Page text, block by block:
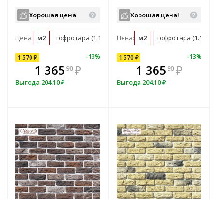
Хорошая цена!
Цена: м2 гофротара (1.16 м2) мастербокс (38 м2)
1 570₽ -13%
1 365 90 ₽
Выгода 204.10₽
В комплекте
всегда выгоднее!
Хорошая цена!
Цена: м2 гофротара (1.16 м2)
7% 1 570 -
1 41300
Выгода157
1 570₽ -13%
1 365 90 ₽
Выгода 204.10₽